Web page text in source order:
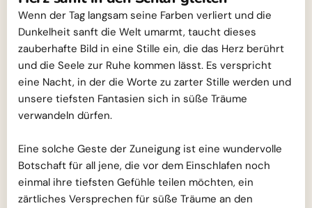
Wenn der Tag langsam seine Farben verliert und die
Dunkelheit sanft die Welt umarmt, taucht dieses
zauberhafte Bild in eine Stille ein, die das Herz berührt
und die Seele zur Ruhe kommen lässt. Es verspricht
eine Nacht, in der die Worte zu zarter Stille werden und
unsere tiefsten Fantasien sich in süße Träume
verwandeln dürfen.
Eine solche Geste der Zuneigung ist eine wundervolle
Botschaft für all jene, die vor dem Einschlafen noch
einmal ihre tiefsten Gefühle teilen möchten, ein
zärtliches Versprechen für süße Träume an den